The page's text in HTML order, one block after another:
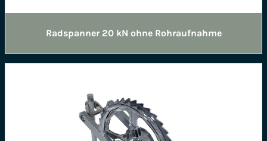
Radspanner 20 kN ohne Rohraufnahme